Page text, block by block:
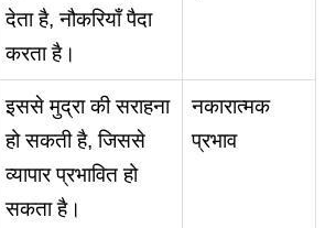
देता है, नौकरियाँ पैदा
करता है।
इससे मुद्रा की सराहना
हो सकती है, जिससे
व्यापार प्रभावित हो
सकता है।
नकारात्मक
प्रभाव